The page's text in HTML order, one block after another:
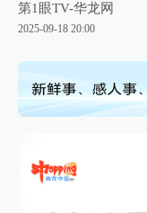
第1眼TV-华龙网
2025-09-18 20:00